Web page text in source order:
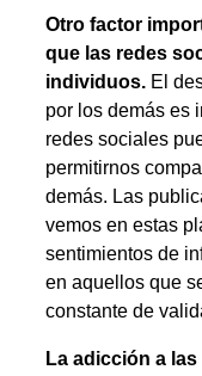
Otro factor
que las redes
individuos. El
por los demás es
redes sociales
permitirnos
demás. Las
vemos en estas
sentimientos de
en aquellos que
constante de
La adicción a